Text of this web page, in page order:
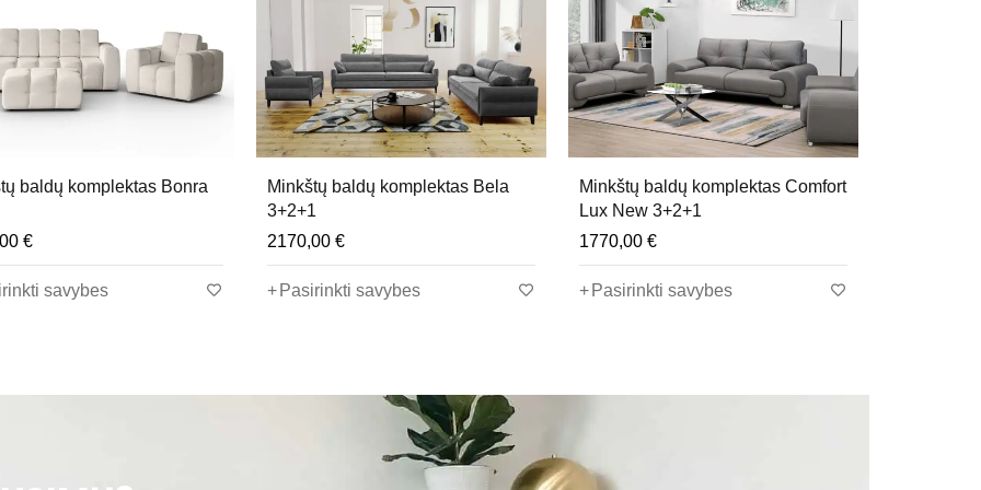
užtikrina patogų poilsį tiek sėdint, tiek gulint. Komplektas pritaikytas intensyviam naudojimui.
baldų komplektas Bonra
€
savybes
Minkštų baldų komplektas Bela
3+2+1
2170,00 €
Pasirinkti savybes
Minkštų baldų komplektas Comfort
Lux New 3+2+1
1770,00 €
Pasirinkti savybes